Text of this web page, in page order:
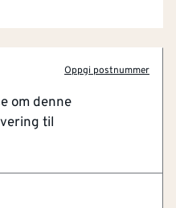
Oppgi postnummer
om denne
til